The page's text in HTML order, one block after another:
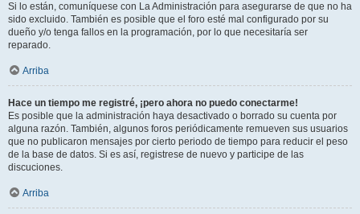
Si lo están, comuníquese con La Administración para asegurarse de que no ha
sido excluido. También es posible que el foro esté mal configurado por su
dueño y/o tenga fallos en la programación, por lo que necesitaría ser
reparado.
Arriba
Hace un tiempo me registré, ¡pero ahora no puedo conectarme!
Es posible que la administración haya desactivado o borrado su cuenta por
alguna razón. También, algunos foros periódicamente remueven sus usuarios
que no publicaron mensajes por cierto periodo de tiempo para reducir el peso
de la base de datos. Si es así, registrese de nuevo y participe de las
discuciones.
Arriba